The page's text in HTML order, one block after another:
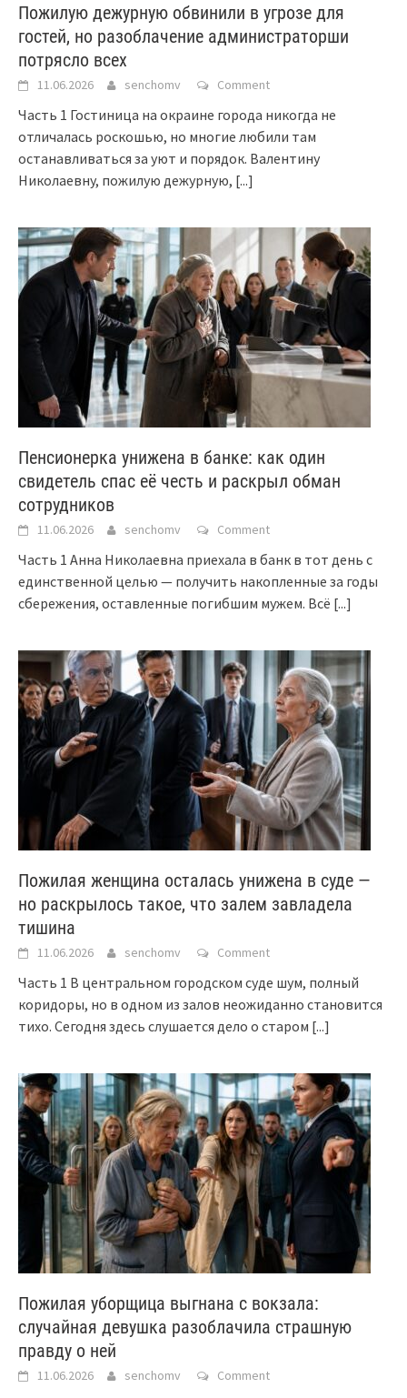
Пожилую дежурную обвинили в угрозе для
гостей, но разоблачение администраторши
потрясло всех
11.06.2026 senchomv Comment
Часть 1 Гостиница на окраине города никогда не
отличалась роскошью, но многие любили там
останавливаться за уют и порядок. Валентину
Николаевну, пожилую дежурную, [...]
Пенсионерка унижена в банке: как один
свидетель спас её честь и раскрыл обман
сотрудников
11.06.2026 senchomv Comment
Часть 1 Анна Николаевна приехала в банк в тот день с
единственной целью — получить накопленные за годы
сбережения, оставленные погибшим мужем. Всё [...]
Пожилая женщина осталась унижена в суде —
но раскрылось такое, что залем завладела
тишина
11.06.2026 senchomv Comment
Часть 1 В центральном городском суде шум, полный
коридоры, но в одном из залов неожиданно становится
тихо. Сегодня здесь слушается дело о старом [...]
Пожилая уборщица выгнана с вокзала:
случайная девушка разоблачила страшную
правду о ней
11.06.2026 senchomv Comment